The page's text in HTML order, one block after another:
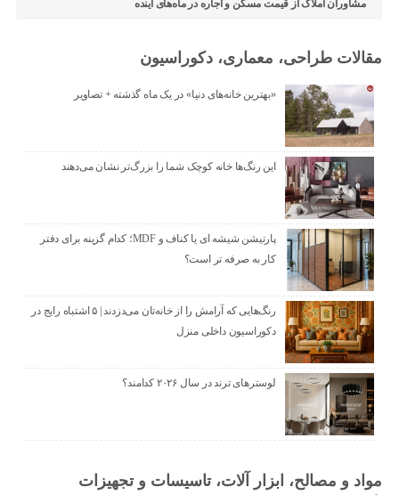
مشاوران املاک از قیمت مسکن و اجاره‌ در ماه‌های آینده
مقالات طراحی، معماری، دکوراسیون
«بهترین خانه‌های دنیا» در یک ماه گذشته + تصاویر
این رنگ‌ها خانه کوچک شما را بزرگ‌تر نشان می‌دهند
پارتیشن شیشه ای یا کناف و MDF؛ کدام گزینه برای دفتر
کار به صرفه تر است؟
رنگ‌هایی که آرامش را از خانه‌تان می‌دزدند | ۵ اشتباه رایج در
دکوراسیون داخلی منزل
لوسترهای ترند در سال ۲۰۲۶ کدامند؟
مواد و مصالح، ابزار آلات، تاسیسات و تجهیزات